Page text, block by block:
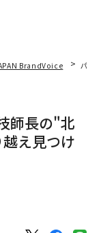
BrandVoice パシ
師長の"北
え見つけ